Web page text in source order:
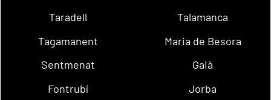
Taradell
Talamanca
Tagamanent
Maria de Besora
Sentmenat
Gaià
Fontrubí
Jorba